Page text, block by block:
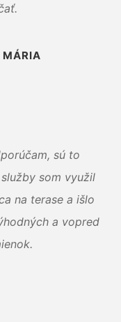
MÁRIA
sú to
som využil
na terase a išlo
a vopred